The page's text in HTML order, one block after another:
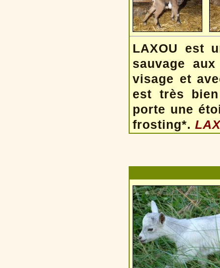
LAXOU est
sauvage
visage et
est très
porte une
frosting*.